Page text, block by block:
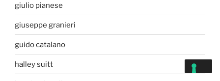
giulio pianese
giuseppe granieri
guido catalano
halley suitt